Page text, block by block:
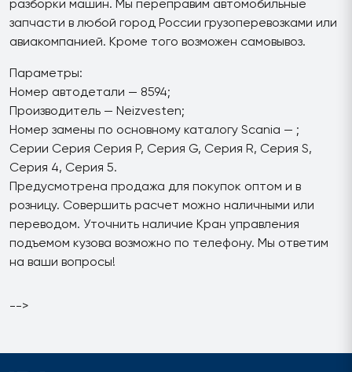
разборки машин. Мы переправим автомобильные
запчасти в любой город России грузоперевозками или
авиакомпанией. Кроме того возможен самовывоз.
Параметры:
Номер автодетали — 8594;
Производитель — Neizvesten;
Номер замены по основному каталогу Scania — ;
Серии Серия Серия P, Серия G, Серия R, Серия S,
Серия 4, Серия 5.
Предусмотрена продажа для покупок оптом и в
розницу. Совершить расчет можно наличными или
переводом. Уточнить наличие Кран управления
подъемом кузова возможно по телефону. Мы ответим
на ваши вопросы!
-->